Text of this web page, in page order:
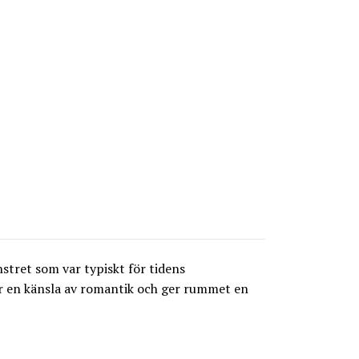
som var typiskt för tidens
känsla av romantik och ger rummet en